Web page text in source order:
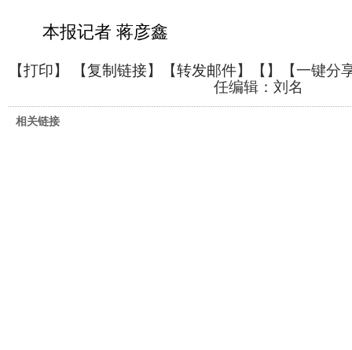
本报记者 蒋彦鑫
【打印】 【复制链接】【转发邮件】【 】
【一键分
任编辑：刘名
相关链接